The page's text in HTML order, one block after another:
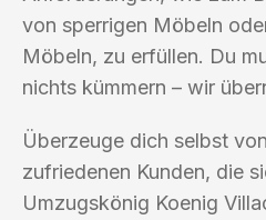
von sperrigen Möbeln
Möbeln, zu erfüllen. Du
nichts kümmern – wir
Überzeuge dich selbst
zufriedenen Kunden, die
Umzugskönig Koenig